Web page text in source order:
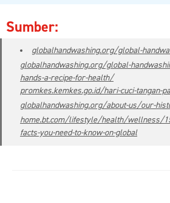
Sumber:
globalhandwashing.org/global-
globalhandwashing.org/global-
hands-a-recipe-for-health/
promkes.kemkes.go.id/hari-cuci-tangan-
globalhandwashing.org/about-us/our-
home.bt.com/lifestyle/health/wellness/
facts-you-need-to-know-on-global